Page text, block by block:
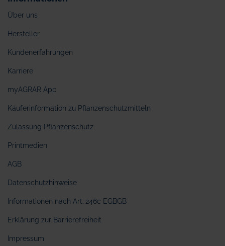
Über uns
Hersteller
Kundenerfahrungen
Karriere
myAGRAR App
Käuferinformation zu Pflanzenschutzmitteln
Zulassung Pflanzenschutz
Printmedien
AGB
Datenschutzhinweise
Informationen nach Art. 246c EGBGB
Erklärung zur Barrierefreiheit
Impressum